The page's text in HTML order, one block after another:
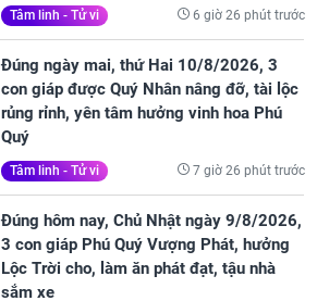
Tâm linh - Tử vi 6 giờ 26 phút trước
Đúng ngày mai, thứ Hai 10/8/2026, 3
con giáp được Quý Nhân nâng đỡ, tài lộc
rủng rỉnh, yên tâm hưởng vinh hoa Phú
Quý
Tâm linh - Tử vi 7 giờ 26 phút trước
Đúng hôm nay, Chủ Nhật ngày 9/8/2026,
3 con giáp Phú Quý Vượng Phát, hưởng
Lộc Trời cho, làm ăn phát đạt, tậu nhà
sắm xe